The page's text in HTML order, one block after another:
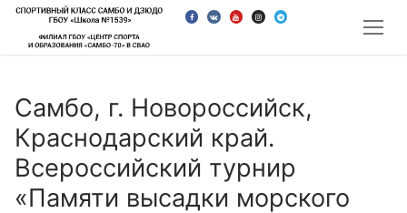
Перейти
Самбо, г. Новороссийск,
Краснодарский край.
Всероссийский турнир
«Памяти высадки морского